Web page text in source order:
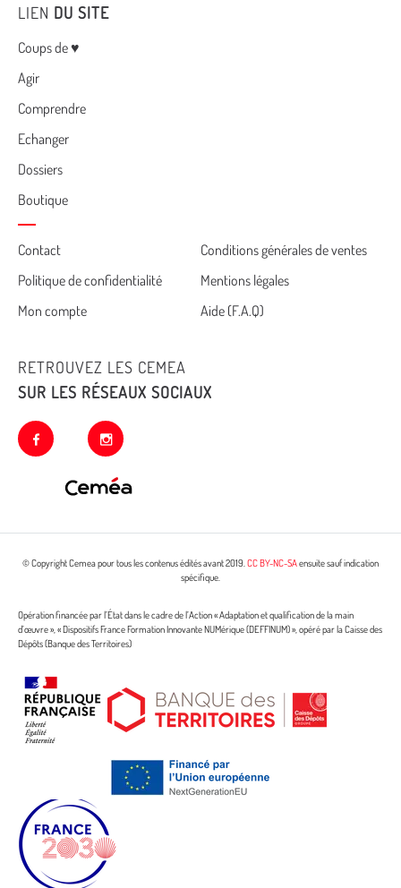
LIEN DU SITE
Menu
Coups de ♥
Agir
Comprendre
Echanger
Dossiers
Boutique
Cemea
footer
Contact
Conditions générales de ventes
Politique de confidentialité
Mentions légales
Mon compte
Aide (F.A.Q)
RETROUVEZ LES CEMEA
SUR LES RÉSEAUX SOCIAUX
facebook instagram
© Copyright Cemea pour tous les contenus édités avant 2019.CC BY-NC-SAensuite sauf indication
spécifique.
Opération financée par l’État dans le cadre de l’Action « Adaptation et qualification de la main
d’œuvre », « Dispositifs France Formation Innovante NUMérique (DEFFINUM) », opéré par la Caisse des
Dépôts (Banque des Territoires)